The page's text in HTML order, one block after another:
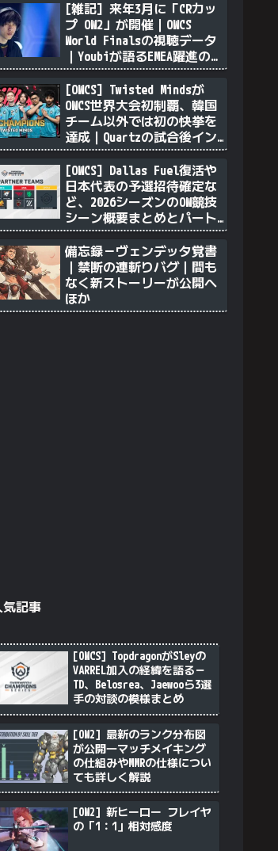
[雑記] 来年3月に「CRカッ
プ OW2」が開催｜OWCS
World Finalsの視聴データ
｜Youbiが語るEMEA躍進の理
由｜透明ソンブラを無力化
するヴェンデッタ｜Stalk3r
が久々のツィート ほか
[OWCS] Twisted Mindsが
OWCS世界大会初制覇、韓国
チーム以外では初の快挙を
達成｜Quartzの試合後イン
タビュー
[OWCS] Dallas Fuel復活や
日本代表の予選招待確定な
ど、2026シーズンのOW競技
シーン概要まとめとパート
ナーチム選定について
備忘録－ヴェンデッタ覚書
｜禁断の連斬りバグ｜間も
なく新ストーリーが公開へ
ほか
気記事
[OWCS] TopdragonがSleyの
VARREL加入の経緯を語る－
TD、Belosrea、Jaewooら3選
手の対談の模様まとめ
[OW2] 最新のランク分布図
が公開―マッチメイキング
の仕組みやMMRの仕様につい
ても詳しく解説
[OW2] 新ヒーロー フレイヤ
の「1：1」相対感度